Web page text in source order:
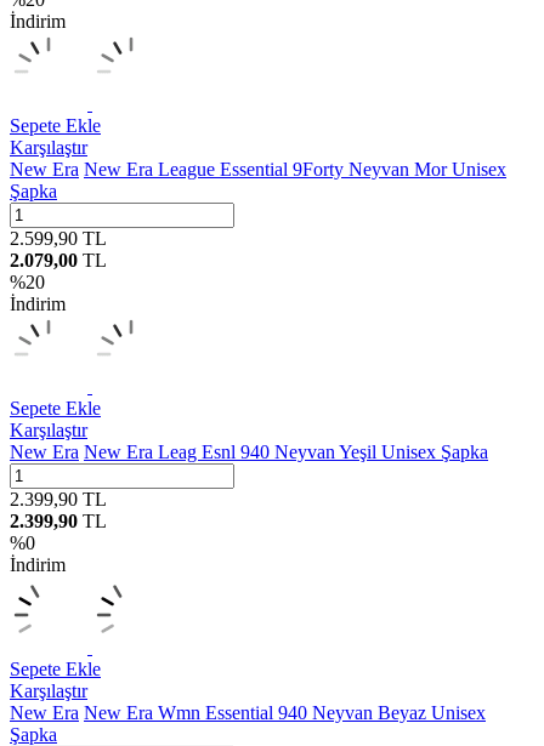
İndirim
Sepete Ekle
Karşılaştır
New Era New Era League Essential 9Forty Neyvan Mor Unisex
Şapka
2.599,90 TL
2.079,00 TL
%20
İndirim
Sepete Ekle
Karşılaştır
New Era New Era Leag Esnl 940 Neyvan Yeşil Unisex Şapka
2.399,90 TL
2.399,90 TL
%0
İndirim
Sepete Ekle
Karşılaştır
New Era New Era Wmn Essential 940 Neyvan Beyaz Unisex
Şapka